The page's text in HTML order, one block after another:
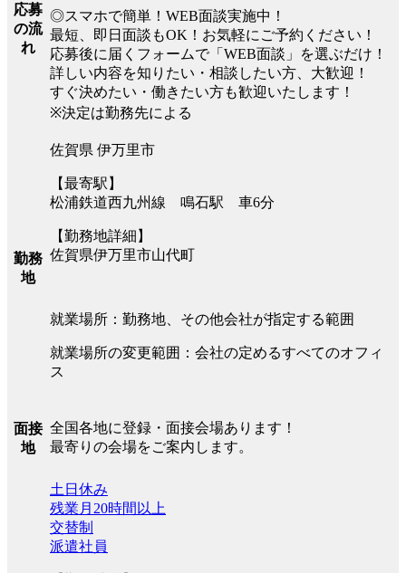
応募
の流
れ
◎スマホで簡単！WEB面談実施中！
最短、即日面談もOK！お気軽にご予約ください！
応募後に届くフォームで「WEB面談」を選ぶだけ！
詳しい内容を知りたい・相談したい方、大歓迎！
すぐ決めたい・働きたい方も歓迎いたします！
※決定は勤務先による
勤務
地
佐賀県 伊万里市
【最寄駅】
松浦鉄道西九州線 鳴石駅 車6分
【勤務地詳細】
佐賀県伊万里市山代町
就業場所：勤務地、その他会社が指定する範囲
就業場所の変更範囲：会社の定めるすべてのオフィ
ス
面接
地
全国各地に登録・面接会場あります！
最寄りの会場をご案内します。
土日休み
残業月20時間以上
交替制
派遣社員